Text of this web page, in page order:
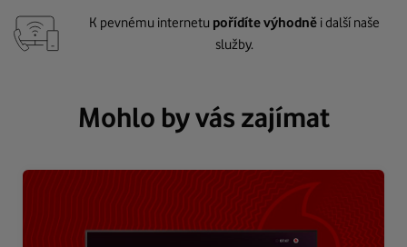
K pevnému internetu pořídíte výhodně i další naše
služby.
Mohlo by vás zajímat